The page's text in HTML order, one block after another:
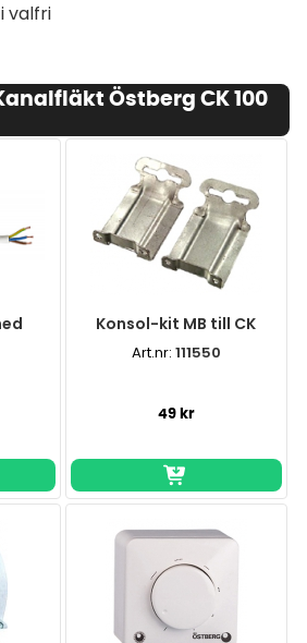
valfri
Östberg CK 100
Konsol-kit MB till CK
Art.nr: 111550
49 kr